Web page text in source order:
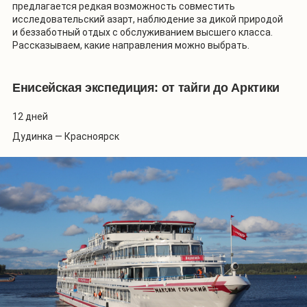
предлагается редкая возможность совместить
исследовательский азарт, наблюдение за дикой природой
и беззаботный отдых с обслуживанием высшего класса.
Рассказываем, какие направления можно выбрать.
Енисейская экспедиция: от тайги до Арктики
12 дней
Дудинка — Красноярск